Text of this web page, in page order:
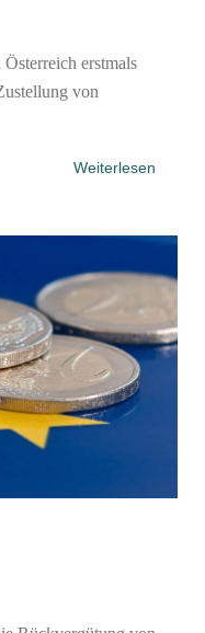
erstmals
von
Weiterlesen